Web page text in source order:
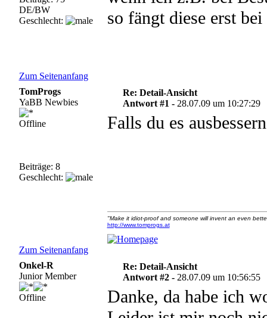
DE/BW
Geschlecht:
so fängt diese erst
Zum Seitenanfang
TomProgs
YaBB Newbies
Offline
Beiträge: 8
Geschlecht:
Re: Detail-Ansicht
Antwort #1 - 28.07.09 um 10:27:29
Falls du es
Zum Seitenanfang
"Make it idiot-proof and someone will invent an even
http://www.tomprogs.at
Onkel-R
Junior Member
Offline
Re: Detail-Ansicht
Antwort #2 - 28.07.09 um 10:56:55
Danke, da habe ich